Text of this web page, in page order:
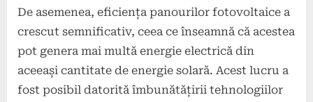
De asemenea, eficiența panourilor fotovoltaice a
crescut semnificativ, ceea ce înseamnă că acestea
pot genera mai multă energie electrică din
aceeași cantitate de energie solară. Acest lucru a
fost posibil datorită îmbunătățirii tehnologiilor